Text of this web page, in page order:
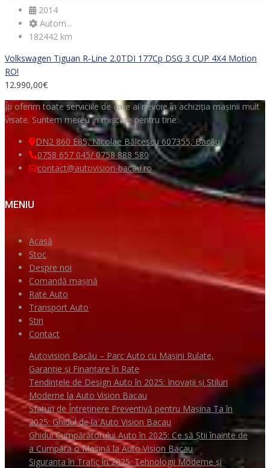
2014
Autom...
182442 km
Volkswagen Tiguan R-Line 2.0TDI 177Cp DSG 3 CUP 4X4 Motion
RO!
12.990,00€
Îți oferim toate serviciile de care ai nevoie în achiziția mașinii mult
visate. Suntem mereu în mișcare pentru tine.
DN2 860 E85, Nicolae Bălcescu 607355, Bacău
0758 657 045/ 0758 888 580
contact@autovision-bacau.ro
MENIU
Acasă
Stoc
Despre noi
Comandă mașină
Rate Auto
Transport Auto
Stiri
Contact
Autovision Bacău – Parc Auto cu Mașini Rulate,
Garanție și Finanțare în Rate
Tendințele de Design Auto în 2025: Inovații și Stiluri
Moderne la Auto Vision Bacau
Sfaturi de Întreținere Preventivă pentru Mașina Ta în
2025: Ghidul de la Auto Vision Bacau
Ghidul Cumpărătorului Auto în 2025: Ce să Știi înainte de
a Cumpăra o Mașină la Auto Vision Bacau
Siguranța în Trafic în 2025: Tehnologii Moderne și